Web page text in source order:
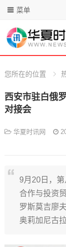
菜单
您所在的位置
西安市驻白俄
对接会
华夏时讯网
9月20日，
合作与投资
罗斯莫吉廖
奥莉加尼古